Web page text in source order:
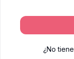
¿No